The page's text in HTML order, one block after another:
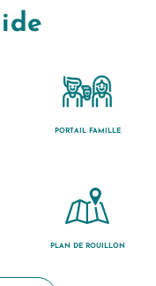
PORTAIL FAMILLE
PLAN DE ROUILLON